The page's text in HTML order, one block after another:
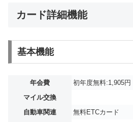
カード詳細機能
基本機能
年会費
初年度無料:1,905円
マイル交換
自動車関連
無料ETCカード